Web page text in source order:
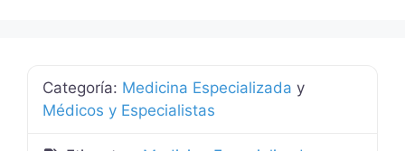
Categoría: Medicina Especializada y
Médicos y Especialistas